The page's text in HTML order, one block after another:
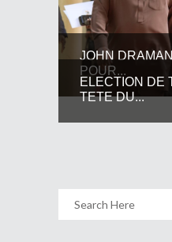
JOHN
POUR...
ELECTION DE
TETE DU...